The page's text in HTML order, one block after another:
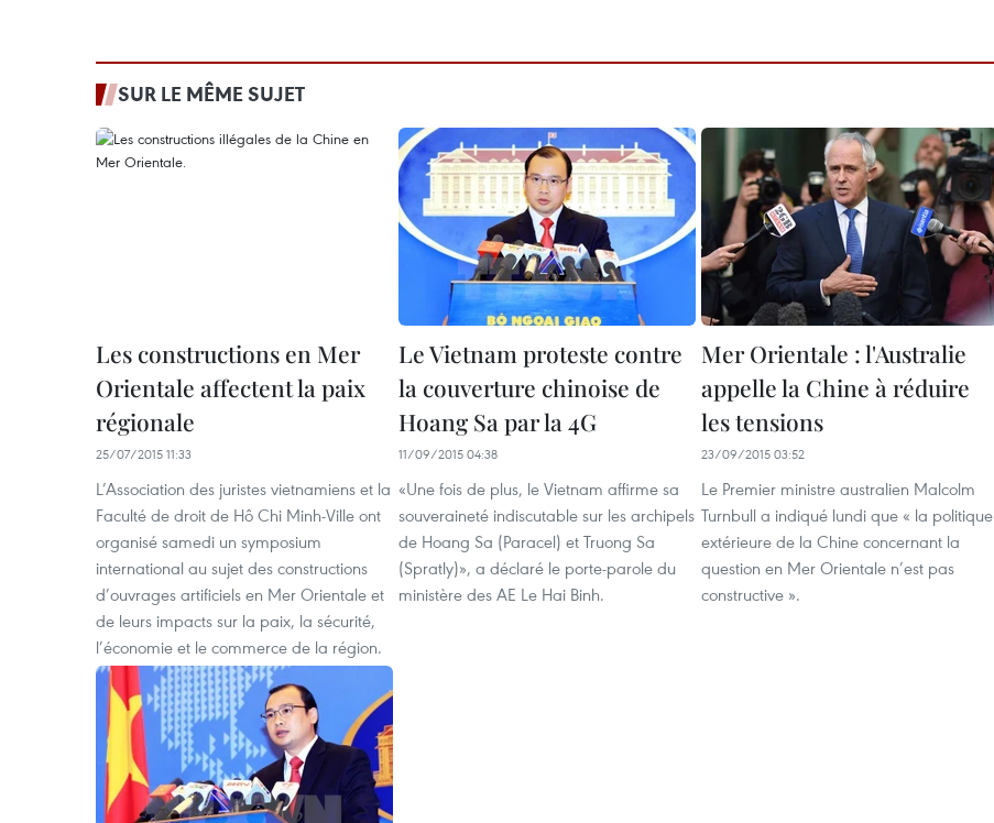
SUR LE MÊME SUJET
Les constructions en Mer
Orientale affectent la paix
régionale
25/07/2015 11:33
L’Association des juristes vietnamiens et la
Faculté de droit de Hô Chi Minh-Ville ont
organisé samedi un symposium
international au sujet des constructions
d’ouvrages artificiels en Mer Orientale et
de leurs impacts sur la paix, la sécurité,
l’économie et le commerce de la région.
Le Vietnam proteste contre
la couverture chinoise de
Hoang Sa par la 4G
11/09/2015 04:38
«Une fois de plus, le Vietnam affirme sa
souveraineté indiscutable sur les archipels
de Hoang Sa (Paracel) et Truong Sa
(Spratly)», a déclaré le porte-parole du
ministère des AE Le Hai Binh.
Mer Orientale : l'Australie
appelle la Chine à réduire
les tensions
23/09/2015 03:52
Le Premier ministre australien Malcolm
Turnbull a indiqué lundi que « la politique
extérieure de la Chine concernant la
question en Mer Orientale n’est pas
constructive ».